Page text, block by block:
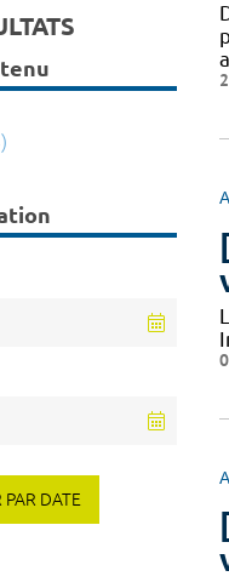
PAR DATE